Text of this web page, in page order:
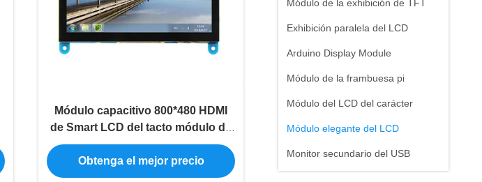
Módulo de la exhibición de TFT
Exhibición paralela del LCD
Arduino Display Module
Módulo de la frambuesa pi
Módulo del LCD del carácter
Módulo elegante del LCD
Monitor secundario del USB
Módulo capacitivo 800*480 HDMI
de Smart LCD del tacto módulo de
la exhibición del Lcd de 5 pulgadas
Obtenga el mejor precio